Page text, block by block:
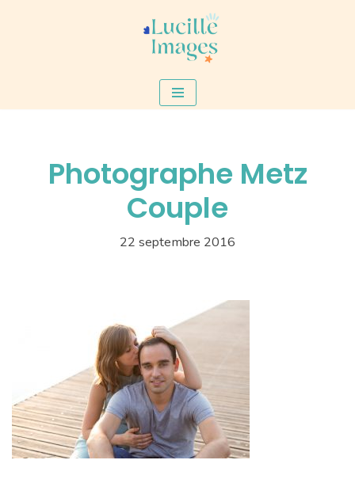
Photographe Metz
Couple
22 septembre 2016